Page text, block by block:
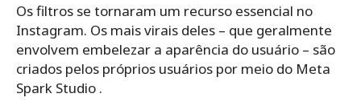
Os filtros se tornaram um recurso essencial no
Instagram. Os mais virais deles – que geralmente
envolvem embelezar a aparência do usuário – são
criados pelos próprios usuários por meio do Meta
Spark Studio .